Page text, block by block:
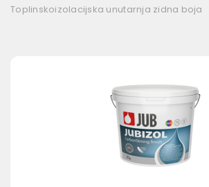
Toplinskoizolacijska unutarnja zidna boja